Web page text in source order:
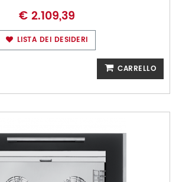
€ 2.109,39
LISTA DEI DESIDERI
CARRELLO